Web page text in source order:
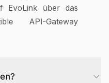
EvoLink über das
API-Gateway